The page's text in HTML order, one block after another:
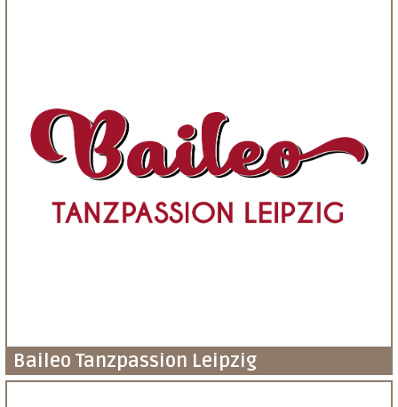
Baileo Tanzpassion Leipzig